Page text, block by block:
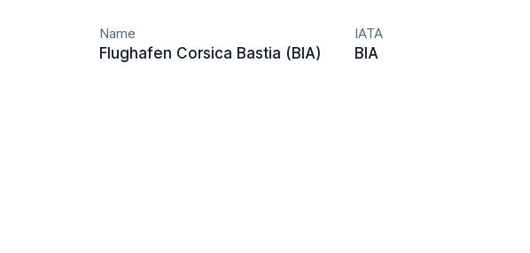
Name
Flughafen Corsica Bastia (BIA)
IATA
BIA